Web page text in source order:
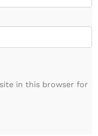
in this browser for